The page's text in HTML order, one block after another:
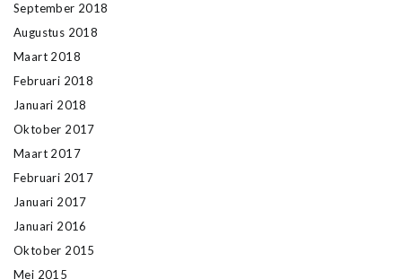
September 2018
Augustus 2018
Maart 2018
Februari 2018
Januari 2018
Oktober 2017
Maart 2017
Februari 2017
Januari 2017
Januari 2016
Oktober 2015
Mei 2015